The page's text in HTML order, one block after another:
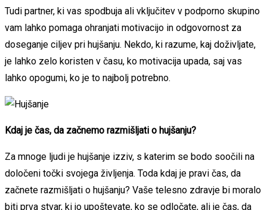
Tudi partner, ki vas spodbuja ali vključitev v podporno skupino
vam lahko pomaga ohranjati motivacijo in odgovornost za
doseganje ciljev pri hujšanju. Nekdo, ki razume, kaj doživljate,
je lahko zelo koristen v času, ko motivacija upada, saj vas
lahko opogumi, ko je to najbolj potrebno.
Kdaj je čas, da začnemo razmišljati o hujšanju?
Za mnoge ljudi je hujšanje izziv, s katerim se bodo soočili na
določeni točki svojega življenja. Toda kdaj je pravi čas, da
začnete razmišljati o hujšanju? Vaše telesno zdravje bi moralo
biti prva stvar, ki jo upoštevate, ko se odločate, ali je čas, da